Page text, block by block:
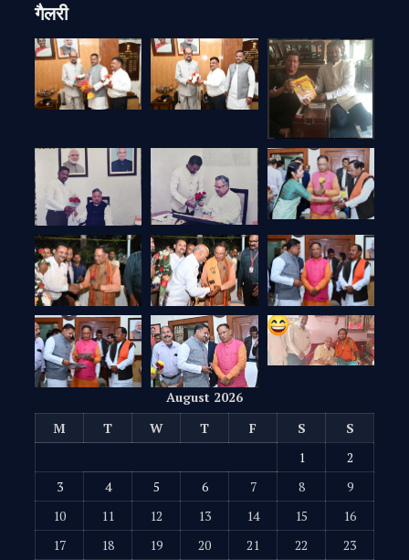
गैलरी
August 2026
M
T W T F S
S
1
2
3
4 5 6 7 8
9
10
11 12 13 14 15
16
17
18 19 20 21 22
23